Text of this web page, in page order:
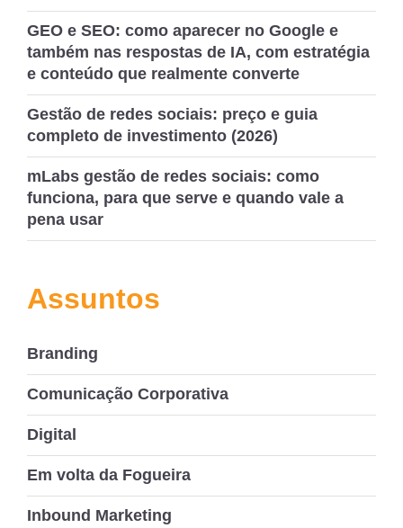
GEO e SEO: como aparecer no Google e
também nas respostas de IA, com estratégia
e conteúdo que realmente converte
Gestão de redes sociais: preço e guia
completo de investimento (2026)
mLabs gestão de redes sociais: como
funciona, para que serve e quando vale a
pena usar
Assuntos
Branding
Comunicação Corporativa
Digital
Em volta da Fogueira
Inbound Marketing